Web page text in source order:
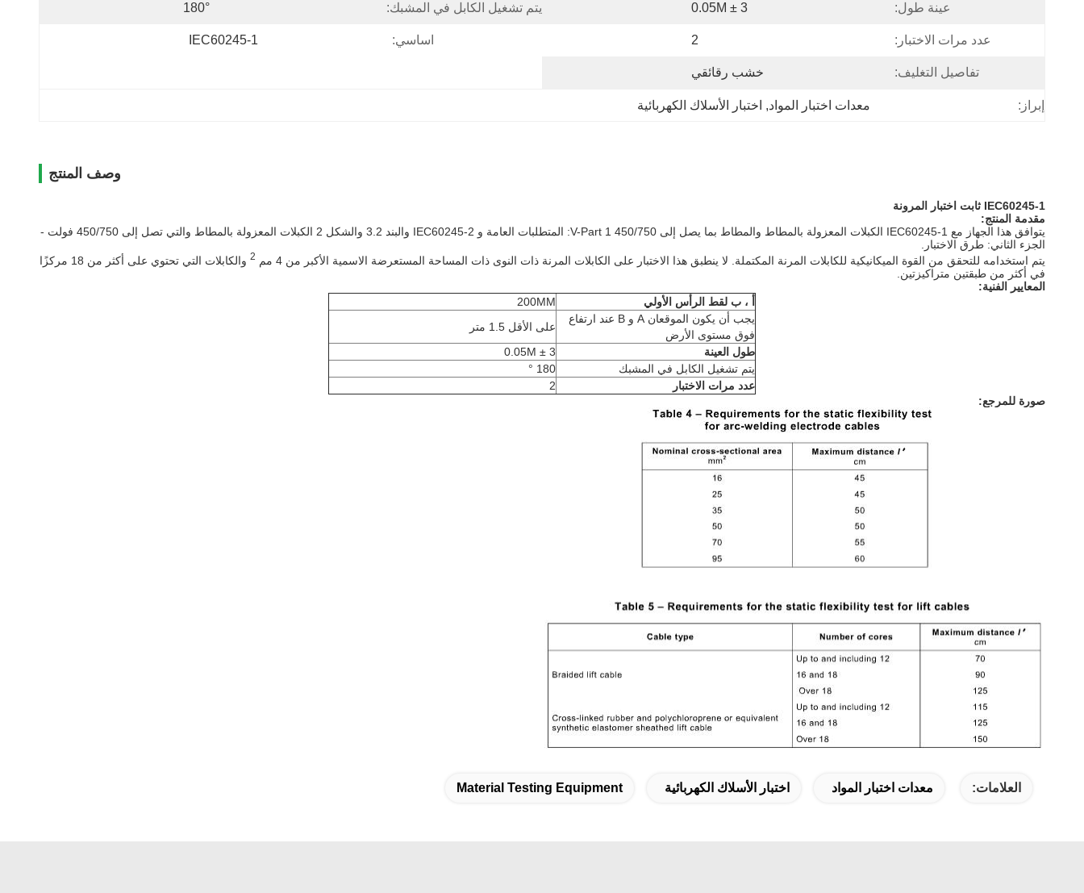
عينة طول: 3 ± 0.05M يتم تشغيل الكابل في المشبك: 180°
عدد مرات الاختبار: 2 اساسي: IEC60245-1
تفاصيل التغليف: خشب رقائقي
إبراز: معدات اختبار المواد, اختبار الأسلاك الكهربائية
وصف المنتج
IEC60245-1 ثابت اختبار المرونة
مقدمة المنتج:
يتوافق هذا الجهاز مع IEC60245-1 الكبلات المعزولة بالمطاط والمطاط بما يصل إلى 450/750 V-Part 1: المتطلبات العامة و IEC60245-2 والبند 3.2 والشكل 2 الكبلات المعزولة بالمطاط والتي تصل إلى 450/750 فولت -
الجزء الثاني: طرق الاختبار.
يتم استخدامه للتحقق من القوة الميكانيكية للكابلات المرنة المكتملة. لا ينطبق هذا الاختبار على الكابلات المرنة ذات النوى ذات المساحة المستعرضة الاسمية الأكبر من 4 مم
2
والكابلات التي تحتوي على أكثر من 18 مركزًا
في أكثر من طبقتين متراكيزتين.
المعايير الفنية:
أ ، ب لقط الرأس الأولي
200MM
يجب أن يكون الموقعان A و B عند ارتفاع
فوق مستوى الأرض
على الأقل 1.5 متر
طول العينة
3 ± 0.05M
يتم تشغيل الكابل في المشبك
180 °
عدد مرات الاختبار
2
صورة للمرجع:
العلامات: معدات اختبار المواد اختبار الأسلاك الكهربائية Material Testing Equipment